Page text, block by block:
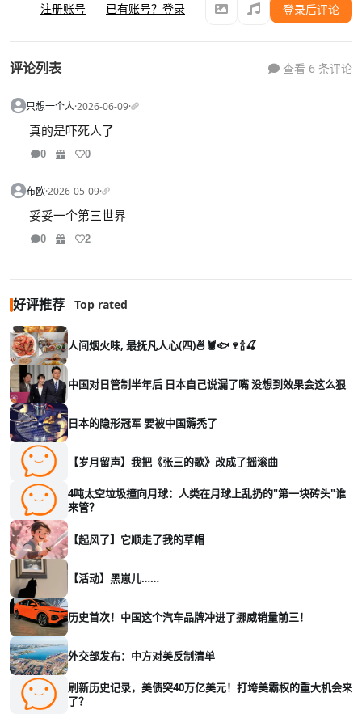
注册账号 已有账号？登录 登录后评论
评论列表 查看 6 条评论
只想一个人·2026-06-09·
真的是吓死人了
0 0
布欧·2026-05-09·
妥妥一个第三世界
0 2
好评推荐 Top rated
人间烟火味, 最抚凡人心(四)🍜🦞🐟🍷🍾🍒
中国对日管制半年后 日本自己说漏了嘴 没想到效果会这么狠
日本的隐形冠军 要被中国薅秃了
【岁月留声】我把《张三的歌》改成了摇滚曲
4吨太空垃圾撞向月球：人类在月球上乱扔的"第一块砖头"谁
来管？
【起风了】它顺走了我的草帽
【活动】黑崽儿……
历史首次！中国这个汽车品牌冲进了挪威销量前三！
外交部发布：中方对美反制清单
刷新历史记录，美债突40万亿美元！打垮美霸权的重大机会来
了？